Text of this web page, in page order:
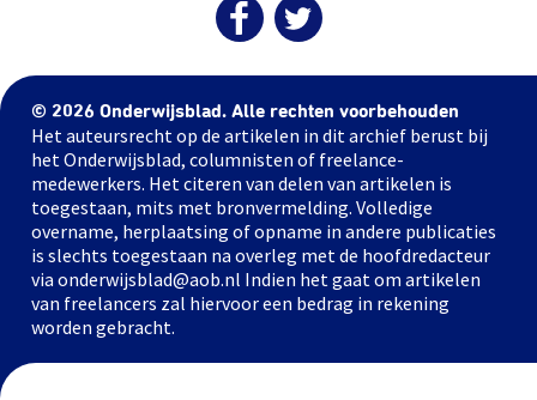
© 2026 Onderwijsblad. Alle rechten voorbehouden
Het auteursrecht op de artikelen in dit archief berust bij
het Onderwijsblad, columnisten of freelance-
medewerkers. Het citeren van delen van artikelen is
toegestaan, mits met bronvermelding. Volledige
overname, herplaatsing of opname in andere publicaties
is slechts toegestaan na overleg met de hoofdredacteur
via onderwijsblad@aob.nl Indien het gaat om artikelen
van freelancers zal hiervoor een bedrag in rekening
worden gebracht.